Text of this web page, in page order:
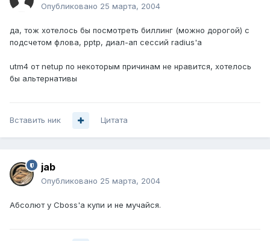
Опубликовано 25 марта, 2004
да, тож хотелось бы посмотреть биллинг (можно дорогой) с
подсчетом флова, pptp, диал-ап сессий radius'a
utm4 от netup по некоторым причинам не нравится, хотелось
бы альтернативы
Вставить ник Цитата
jab
Опубликовано 25 марта, 2004
Абсолют у Cboss'а купи и не мучайся.